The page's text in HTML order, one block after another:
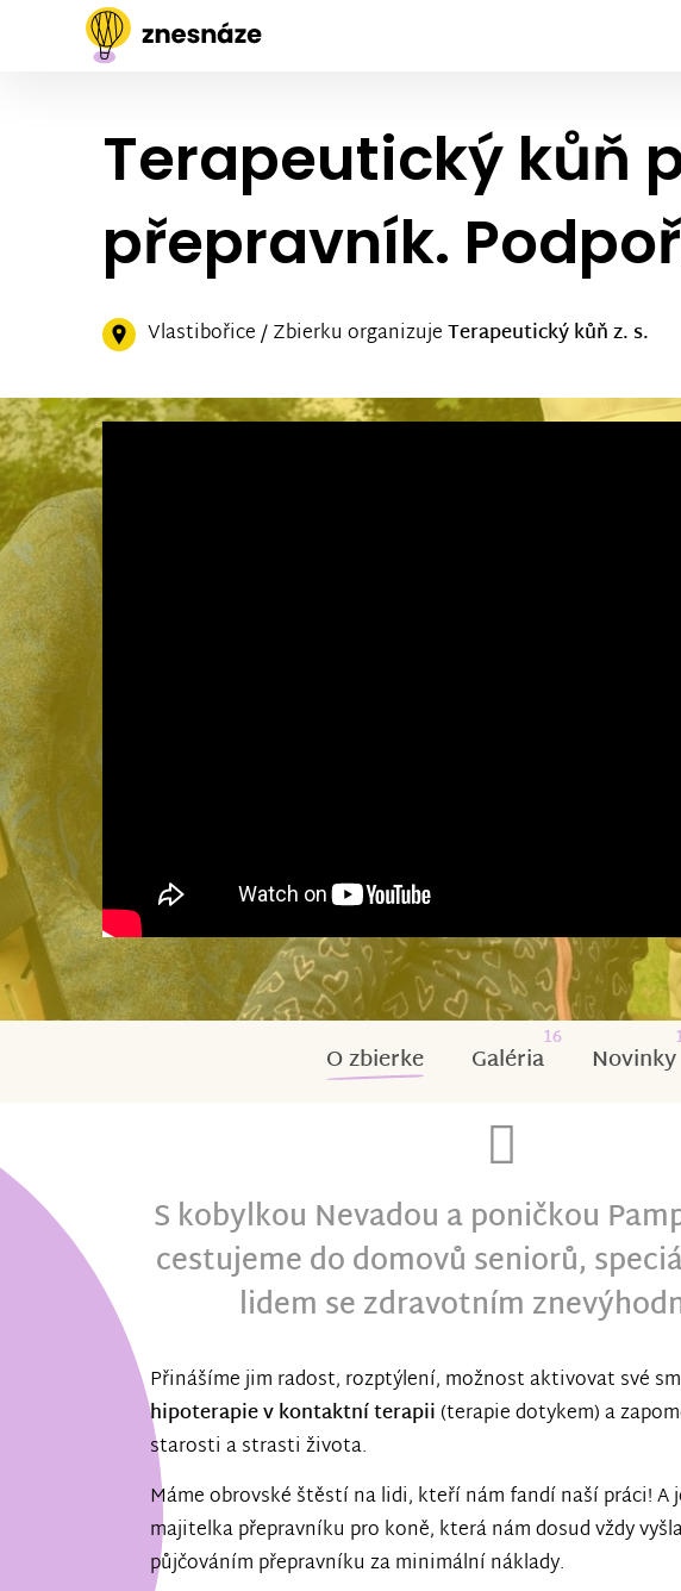
Terapeutický kůň
přepravník.
Vlastibořice / Zbierku organizujeTerapeutický kůň z. s.
O zbierke Galéria
16
Novinky
S kobylkou Nevadou a poničkou
cestujeme do domovů seniorů,
lidem se zdravotním
Přinášíme jim radost, rozptýlení, možnost aktivovat své
hipoterapie v kontaktní terapii (terapie dotykem) a
starosti a strasti života.
Máme obrovské štěstí na lidi, kteří nám fandí naší práci! A
majitelka přepravníku pro koně, která nám dosud vždy
půjčováním přepravníku za minimální náklady.